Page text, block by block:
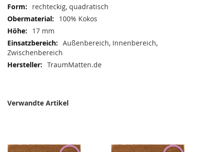
rechteckig, quadratisch
100% Kokos
17 mm
Außenbereich, Innenbereich,
Zwischenbereich
TraumMatten.de
Verwandte Artikel